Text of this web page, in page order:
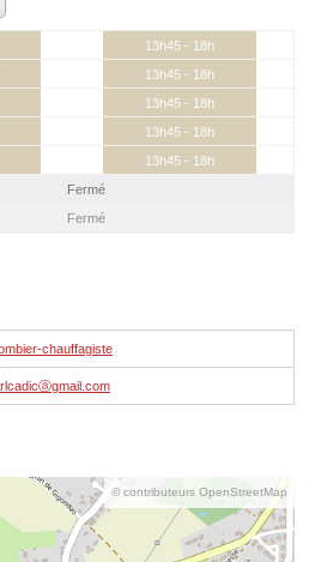
13h45 - 18h
13h45 - 18h
13h45 - 18h
13h45 - 18h
13h45 - 18h
Fermé
Fermé
chauffagiste
© contributeurs OpenStreetMap